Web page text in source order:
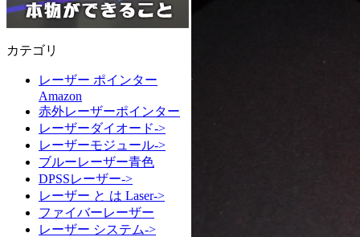
カテゴリ
レーザー ポインター
Amazon
赤外レーザーポインター
レーザーダイオード->
レーザーモジュール->
ブルーレーザー青色
DPSSレーザー->
レーザー と は Laser->
ファイバーレーザー
レーザー システム->